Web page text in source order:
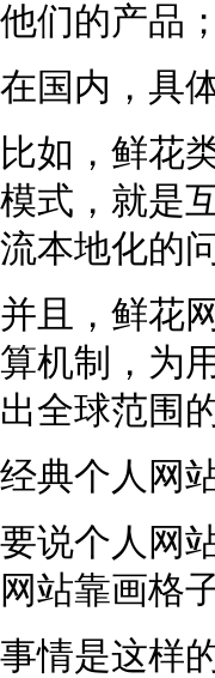
他们的产品
在国内，具
比如，鲜花
模式，就是
流本地化的
并且，鲜花
算机制，为
出全球范围
经典个人网
要说个人网
网站靠画格
事情是这样